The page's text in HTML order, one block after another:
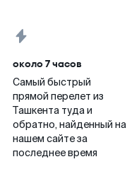
около 7 часов
Самый быстрый
прямой перелет из
Ташкента туда и
обратно, найденный на
нашем сайте за
последнее время